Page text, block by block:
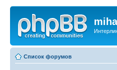
Список форумов